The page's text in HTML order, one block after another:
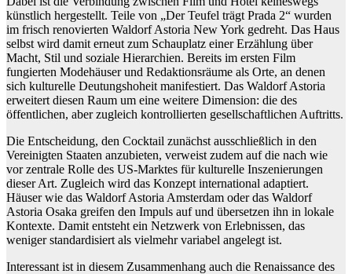
künstlich hergestellt. Teile von „Der Teufel trägt Prada 2“ wurden
im frisch renovierten Waldorf Astoria New York gedreht. Das Haus
selbst wird damit erneut zum Schauplatz einer Erzählung über
Macht, Stil und soziale Hierarchien. Bereits im ersten Film
fungierten Modehäuser und Redaktionsräume als Orte, an denen
sich kulturelle Deutungshoheit manifestiert. Das Waldorf Astoria
erweitert diesen Raum um eine weitere Dimension: die des
öffentlichen, aber zugleich kontrollierten gesellschaftlichen Auftritts.
Die Entscheidung, den Cocktail zunächst ausschließlich in den
Vereinigten Staaten anzubieten, verweist zudem auf die nach wie
vor zentrale Rolle des US-Marktes für kulturelle Inszenierungen
dieser Art. Zugleich wird das Konzept international adaptiert.
Häuser wie das Waldorf Astoria Amsterdam oder das Waldorf
Astoria Osaka greifen den Impuls auf und übersetzen ihn in lokale
Kontexte. Damit entsteht ein Netzwerk von Erlebnissen, das
weniger standardisiert als vielmehr variabel angelegt ist.
Interessant ist in diesem Zusammenhang auch die Renaissance des